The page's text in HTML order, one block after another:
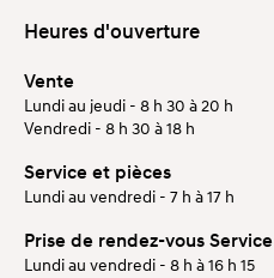
Heures d'ouverture
Vente
Lundi au jeudi - 8 h 30 à 20 h
Vendredi - 8 h 30 à 18 h
Service et pièces
Lundi au vendredi - 7 h à 17 h
Prise de rendez-vous Service
Lundi au vendredi - 8 h à 16 h 15